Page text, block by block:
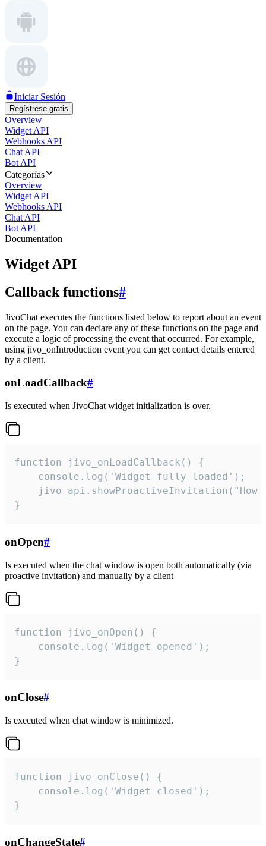
Iniciar Sesión
Regístrese gratis
Overview
Widget API
Webhooks API
Chat API
Bot API
Categorías
Overview
Widget API
Webhooks API
Chat API
Bot API
Documentation
Widget API
Callback functions#
JivoChat executes the functions listed below to report about an event
on the page. You can declare any of these functions on the page and
execute a logic of processing the event that occurred. For example,
using jivo_onIntroduction event you can get contact details entered
by a client.
onLoadCallback#
Is executed when JivoChat widget initialization is over.
function jivo_onLoadCallback() {
    console.log('Widget fully loaded');
jivo_api.showProactiveInvitation("How
}
onOpen#
Is executed when the chat window is open both automatically (via
proactive invitation) and manually by a client
function jivo_onOpen() {
    console.log('Widget opened');
}
onClose#
Is executed when chat window is minimized.
function jivo_onClose() {
    console.log('Widget closed');
}
onChangeState#